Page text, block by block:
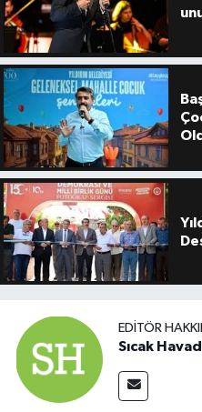
EDITÖR
Sıcak